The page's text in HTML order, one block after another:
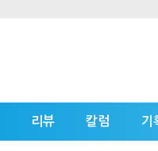
리뷰 칼럼 기